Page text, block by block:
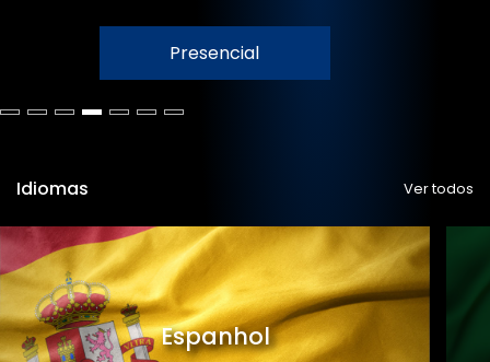
Presencial
Idiomas Ver todos
Espanhol